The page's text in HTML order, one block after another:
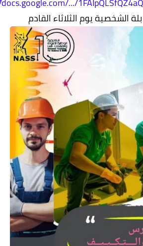
يوم الثلاثاء القادم